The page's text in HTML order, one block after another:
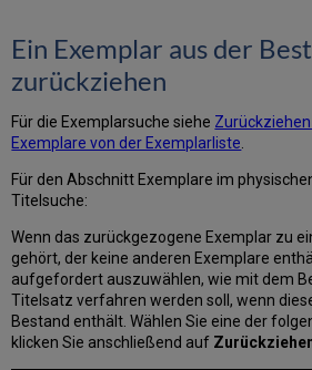
Ein Exemplar aus der
zurückziehen
Für die Exemplarsuche siehe
Exemplare von der Exemplarliste.
Für den Abschnitt Exemplare im
Titelsuche:
Wenn das zurückgezogene Exemplar zu
gehört, der keine anderen Exemplare
aufgefordert auszuwählen, wie mit dem
Titelsatz verfahren werden soll, wenn
Bestand enthält. Wählen Sie eine der
klicken Sie anschließend auf